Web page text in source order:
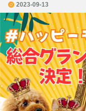
2023-09-13